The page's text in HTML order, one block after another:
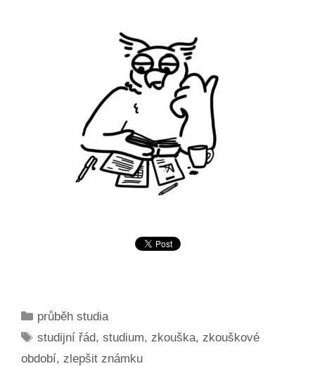
Rubriky
průběh studia
Štítky
studijní řád,studium,zkouška,zkouškové
období, zlepšit známku